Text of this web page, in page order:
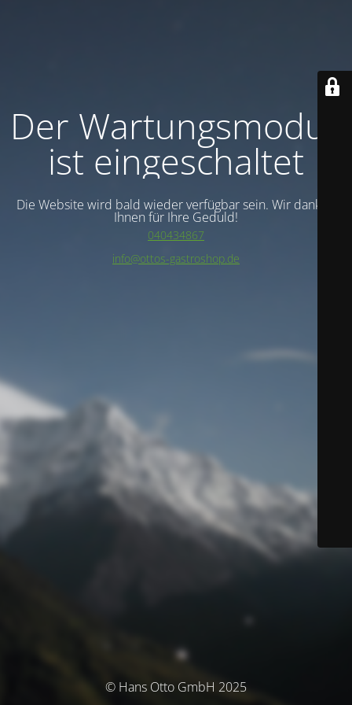
Der Wartungsmodus
ist eingeschaltet
Die Website wird bald wieder verfügbar sein. Wir danken
Ihnen für Ihre Geduld!
040434867
info@ottos-gastroshop.de
© Hans Otto GmbH 2025